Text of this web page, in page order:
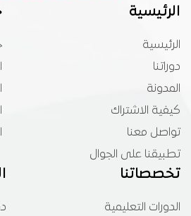
الرئيسية
الرئيسية
دوراتنا
المدونة
كيفية الاشتراك
تواصل معنا
تطبيقنا على الجوال
تخصصاتنا
الدورات التعليمية